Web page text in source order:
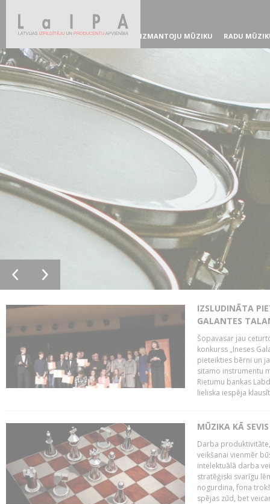
IZMANTOJU MŪZIKU RADU
IZSLUDINĀTA
GALANTES
Šopavasar jau
konkurss „Ineses
pieteikties bērni un
sitamo instrumentu
Rietumu bankas
lieliska iespēja
MŪZIKA KĀ
Darba
veikšanai vienmēr
intelektuālā darba
stratēģiski svarīgu
nogurdina, fona
spējas zūd, bet